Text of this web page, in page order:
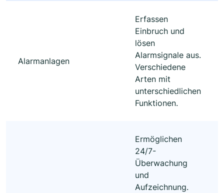
Alarmanlagen
Erfassen
Einbruch und
lösen
Alarmsignale aus.
Verschiedene
Arten mit
unterschiedlichen
Funktionen.
Ermöglichen
24/7-
Überwachung
und
Aufzeichnung.